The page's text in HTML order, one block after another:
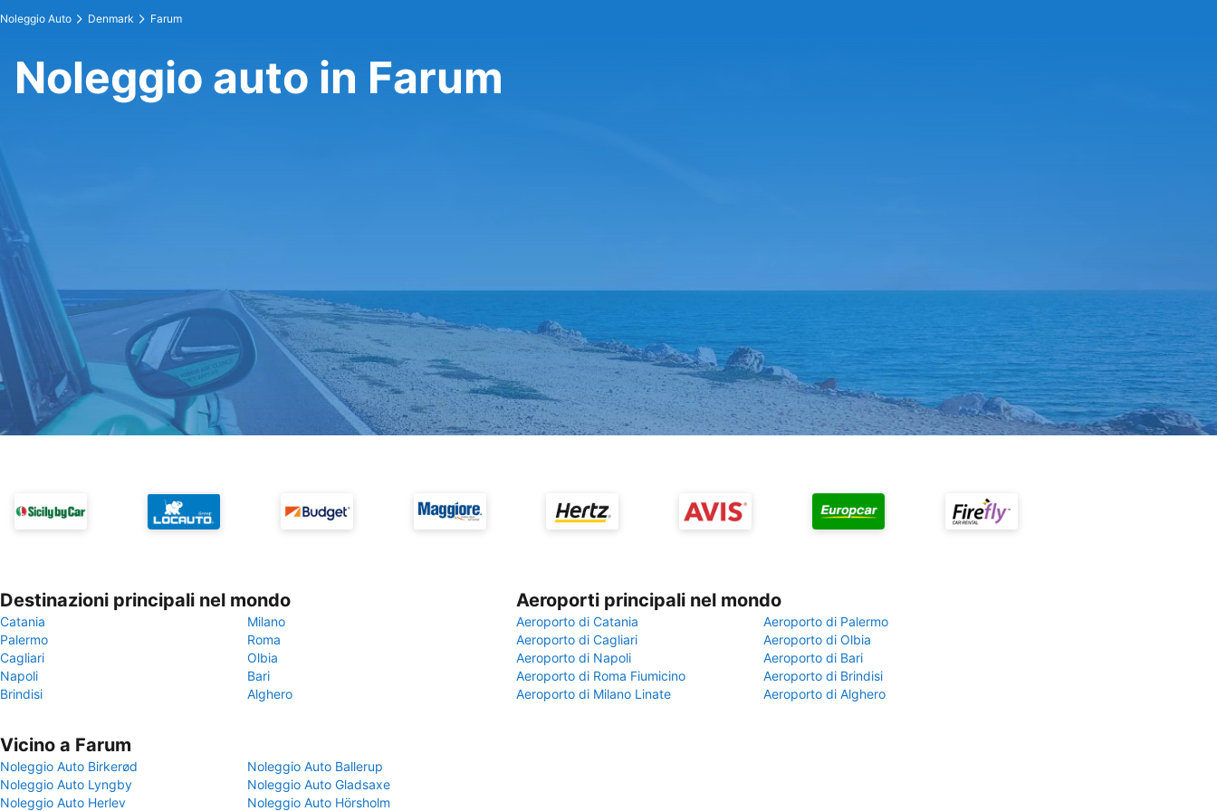
Noleggio Auto Denmark Farum
Noleggio auto in Farum
Destinazioni principali nel mondo
Catania
Milano
Palermo
Roma
Cagliari
Olbia
Napoli
Bari
Brindisi
Alghero
Aeroporti principali nel mondo
Aeroporto di Catania
Aeroporto di Palermo
Aeroporto di Cagliari
Aeroporto di Olbia
Aeroporto di Napoli
Aeroporto di Bari
Aeroporto di Roma Fiumicino
Aeroporto di Brindisi
Aeroporto di Milano Linate
Aeroporto di Alghero
Vicino a Farum
Noleggio Auto Birkerød
Noleggio Auto Ballerup
Noleggio Auto Lyngby
Noleggio Auto Gladsaxe
Noleggio Auto Herlev
Noleggio Auto Hörsholm